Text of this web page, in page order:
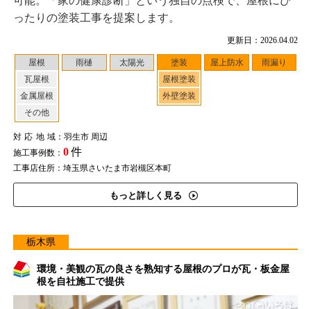
更新日：2026.04.02
屋根
瓦屋根
金属屋根
その他
雨樋 太陽光
塗装
屋根塗装
外壁塗装
屋上防水 雨漏り
対応地域：羽生市 周辺
施工事例数： 0件
工事店住所：埼玉県さいたま市岩槻区本町
もっと詳しく見る
ったりの塗装工事を提案します。
栃木県
環境・美観の瓦の良さを熟知する屋根のプロが瓦・板金屋
根を自社施工で提供